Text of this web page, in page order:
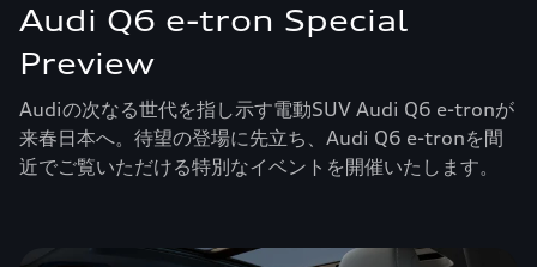
Audi Q6 e-tron Special
Preview
Audiの次なる世代を指し示す電動SUV Audi Q6 e-tronが
来春日本へ。待望の登場に先立ち、Audi Q6 e-tronを間
近でご覧いただける特別なイベントを開催いたします。